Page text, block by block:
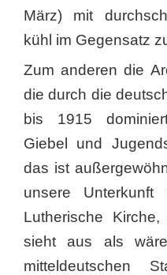
März) mit
kühl im Gegensatz
Zum anderen die
die durch die
bis 1915
Giebel und
das ist
unsere
Lutherische
sieht aus als
mitteldeutschen